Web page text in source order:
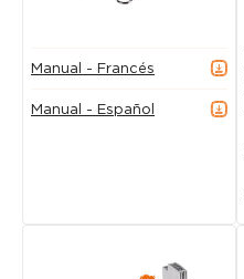
Manual - Francés
Manual - Español